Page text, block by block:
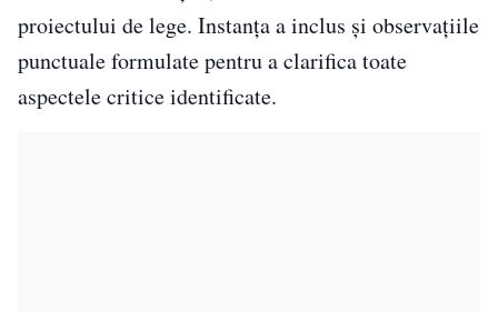
proiectului de lege. Instanța a inclus și observațiile
punctuale formulate pentru a clarifica toate
aspectele critice identificate.